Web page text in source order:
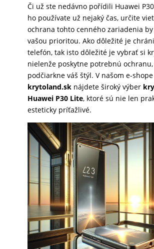
NABÍJANIE
PRODUKTY
PRÍSLUŠENSTVO
PRÍSLUŠENSTVO
TABLETY
Či už ste nedávno pořídili Huawei
ho používate už nejaký čas, určite
ochrana tohto cenného zariadenia
vašou prioritou. Ako dôležité je
telefón, tak isto dôležité je vybrať si
nielenže poskytne potrebnú
podčiarkne váš štýl. V našom e-shope
krytoland.sknájdete široký výber
Huawei P30 Lite, ktoré sú nie len
esteticky príťažlivé.